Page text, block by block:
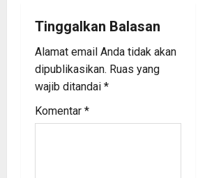
g
a
i
Tinggalkan Balasan
Alamat email Anda tidak akan
dipublikasikan. Ruas yang
wajib ditandai *
Komentar *